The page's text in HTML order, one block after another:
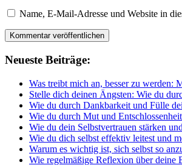
Name, E-Mail-Adresse und Website in
Neueste Beiträge:
Was treibt mich an, besser zu werden:
Stelle dich deinen Ängsten: Wie du
Wie du durch Dankbarkeit und Fülle
Wie du durch Mut und
Wie du dein Selbstvertrauen stärken
Wie du dich selbst effektiv leitest und
Warum es wichtig ist, sich selbst so
Wie regelmäßige Reflexion über